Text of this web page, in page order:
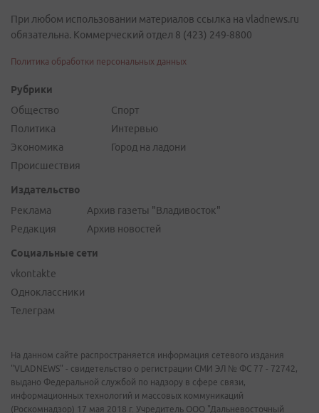
При любом использовании материалов ссылка на vladnews.ru
обязательна. Коммерческий отдел 8 (423) 249-8800
Политика обработки персональных данных
Рубрики
Общество
Политика
Экономика
Происшествия
Спорт
Интервью
Город на ладони
Издательство
Реклама
Редакция
Архив газеты "Владивосток"
Архив новостей
Социальные сети
vkontakte
Одноклассники
Телеграм
На данном сайте распространяется информация сетевого издания
"VLADNEWS" - свидетельство о регистрации СМИ ЭЛ № ФС 77 - 72742,
выдано Федеральной службой по надзору в сфере связи,
информационных технологий и массовых коммуникаций
(Роскомнадзор) 17 мая 2018 г. Учредитель ООО "Дальневосточный